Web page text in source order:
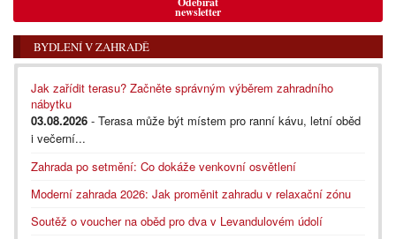
newsletter
BYDLENÍ V ZAHRADĚ
Jak zařídit terasu? Začněte správným výběrem zahradního
nábytku
03.08.2026 - Terasa může být místem pro ranní kávu, letní oběd
i večerní...
Zahrada po setmění: Co dokáže venkovní osvětlení
Moderní zahrada 2026: Jak proměnit zahradu v relaxační zónu
Soutěž o voucher na oběd pro dva v Levandulovém údolí